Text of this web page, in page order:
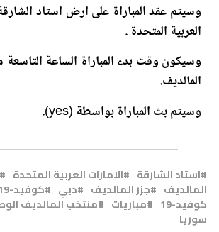
وسيتم عقد المباراة على ارض استاد
العربية المتحدة .
وسيكون وقت بدء المباراة الساعة
المالديف.
وسيتم بث المباراة بواسطة (yes).
استاد الشارقة الامارات العربية المتحدة
المالديف
جزر المالديف دبي كوفيد-19
كوفيد-19
مباريات منتخب المالديف
سوريا